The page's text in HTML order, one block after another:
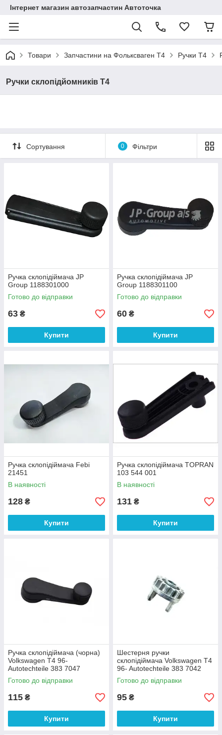
Інтернет магазин автозапчастин Автоточка
Товари Запчастини на Фольксваген Т4 Ручки Т4
Ручки склопідйомників Т4
Сортування 0 Фільтри
Ручка склопідіймача JP
Group 1188301000
Готово до відправки
63 ₴
Купити
Ручка склопідіймача JP
Group 1188301100
Готово до відправки
60 ₴
Купити
Ручка склопідіймача Febi
21451
В наявності
128 ₴
Купити
Ручка склопідіймача TOPRAN
103 544 001
В наявності
131 ₴
Купити
Ручка склопідіймача (чорна)
Volkswagen T4 96-
Autotechteile 383 7047
Готово до відправки
115 ₴
Купити
Шестерня ручки
склопідіймача Volkswagen T4
96- Autotechteile 383 7042
Готово до відправки
95 ₴
Купити